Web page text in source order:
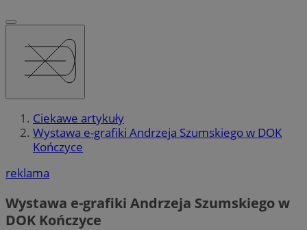
Ciekawe artykuły
Wystawa e-grafiki Andrzeja Szumskiego w DOK
Kończyce
reklama
Wystawa e-grafiki Andrzeja Szumskiego w
DOK Kończyce